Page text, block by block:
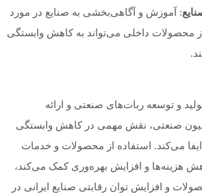
: آموزش و آگاهی‌بخشی به صنایع در مورد
محصولات داخلی می‌تواند به کاهش وابستگی
و توسعه ربات‌های صنعتی و ارائه
صنعتی، نقش مهمی در کاهش وابستگی
ایفا می‌کند. استفاده از محصولات و خدمات
هزینه‌ها و افزایش بهره‌وری کمک می‌کند،
و افزایش توان رقابتی صنایع ایرانی در